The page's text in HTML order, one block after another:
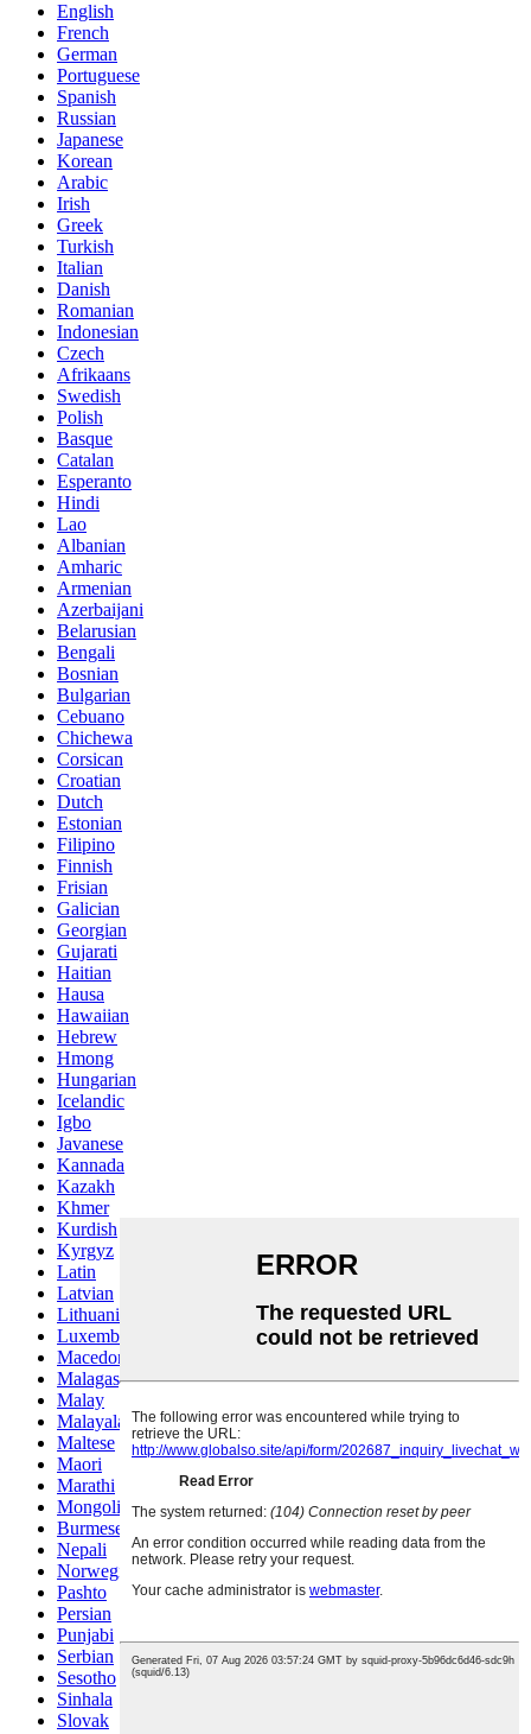
English
French
German
Portuguese
Spanish
Russian
Japanese
Korean
Arabic
Irish
Greek
Turkish
Italian
Danish
Romanian
Indonesian
Czech
Afrikaans
Swedish
Polish
Basque
Catalan
Esperanto
Hindi
Lao
Albanian
Amharic
Armenian
Azerbaijani
Belarusian
Bengali
Bosnian
Bulgarian
Cebuano
Chichewa
Corsican
Croatian
Dutch
Estonian
Filipino
Finnish
Frisian
Galician
Georgian
Gujarati
Haitian
Hausa
Hawaiian
Hebrew
Hmong
Hungarian
Icelandic
Igbo
Javanese
Kannada
Kazakh
Khmer
Kurdish
Kyrgyz
Latin
Latvian
Lithuanian
Luxembou..
Macedonian
Malagasy
Malay
Malayalam
Maltese
Maori
Marathi
Mongolian
Burmese
Nepali
Norwegian
Pashto
Persian
Punjabi
Serbian
Sesotho
Sinhala
Slovak